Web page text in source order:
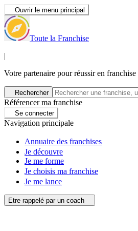
Ouvrir le menu principal
Toute la Franchise
|
Votre partenaire pour réussir en franchise
Rechercher
Référencer ma franchise
Se connecter
Navigation principale
Annuaire des franchises
Je découvre
Je me forme
Je choisis ma franchise
Je me lance
Etre rappelé par un coach